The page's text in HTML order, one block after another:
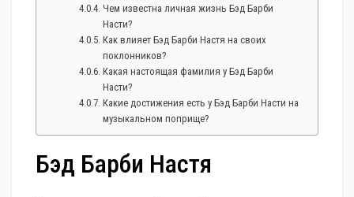
Чем известна личная жизнь Бэд Барби
Насти?
Как влияет Бэд Барби Настя на своих
поклонников?
Какая настоящая фамилия у Бэд Барби
Насти?
Какие достижения есть у Бэд Барби Насти на
музыкальном поприще?
Бэд Барби Настя